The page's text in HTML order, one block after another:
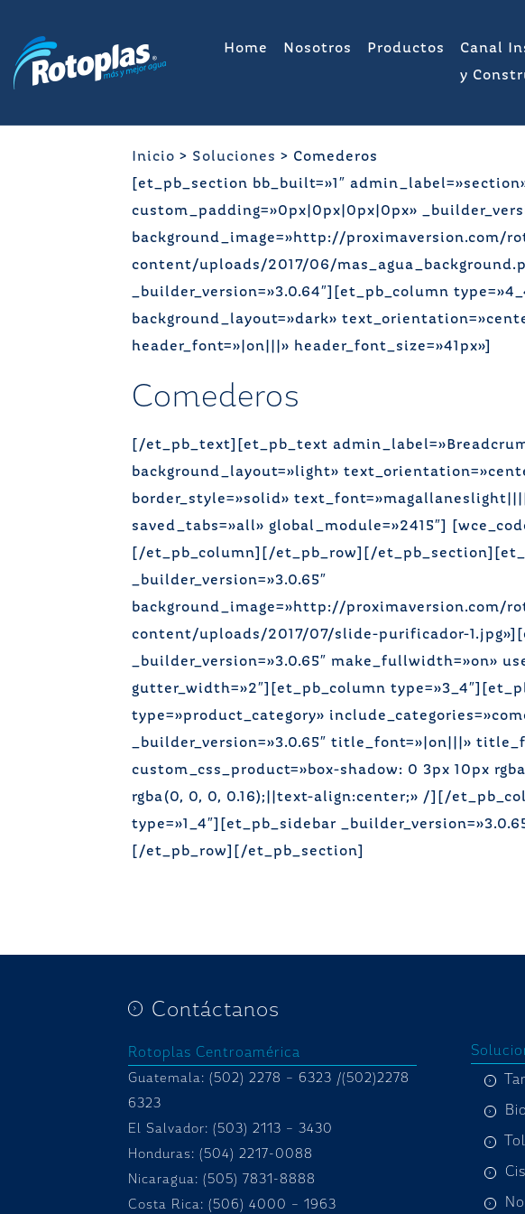
contenido
Home Nosotros Productos
Canal
y
Inicio > Soluciones > Comederos
[et_pb_section bb_built=»1″
custom_padding=»0px|0px|0px|0px»
background_image=»http://proximaversion.com/
content/uploads/2017/06/
_builder_version=»3.0.64″][et_pb_column
background_layout=»dark»
header_font=»|on|||» header_font_size=»41px»]
Comederos
[/et_pb_text][et_pb_text
background_layout=»light»
border_style=»solid»
saved_tabs=»all» global_module=»2415″]
[/et_pb_column][/et_pb_row][/
_builder_version=»3.0.65″
background_image=»http://proximaversion.com/
content/uploads/2017/07/slide-purificador-
_builder_version=»3.0.65″ make_fullwidth=»on»
gutter_width=»2″][et_pb_column
type=»product_category»
_builder_version=»3.0.65″ title_font=»|on|||»
custom_css_product=»box-shadow: 0 3px 10px
rgba(0, 0, 0, 0.16);||text-align:center;» /][/
type=»1_4″][et_pb_sidebar
[/et_pb_row][/et_pb_section]
Contáctanos
Rotoplas Centroamérica
Guatemala: (502) 2278 – 6323 /(502)2278
6323
El Salvador: (503) 2113 – 3430
Honduras: (504) 2217-0088
Nicaragua: (505) 7831-8888
Costa Rica: (506) 4000 – 1963